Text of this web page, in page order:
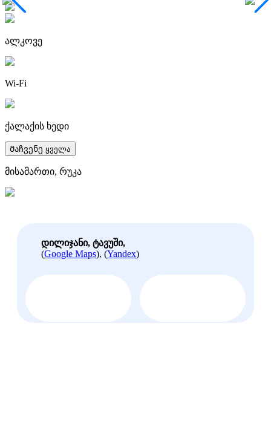
ალკოვე
Wi-Fi
ქალაქის ხედი
Მაჩვენე ყველა
მისამართი, რუკა
დილიჯანი, ტავუში,
(Google Maps), (Yandex)